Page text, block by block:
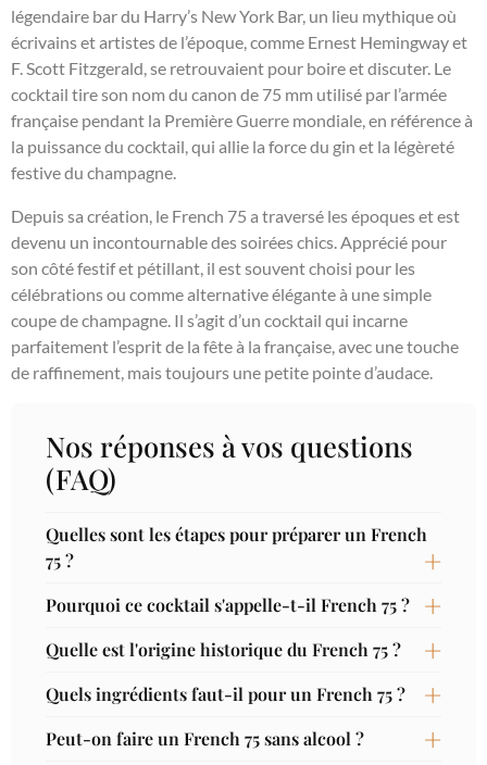
légendaire bar du Harry’s New York Bar, un lieu mythique où
écrivains et artistes de l’époque, comme Ernest Hemingway et
F. Scott Fitzgerald, se retrouvaient pour boire et discuter. Le
cocktail tire son nom du canon de 75 mm utilisé par l’armée
française pendant la Première Guerre mondiale, en référence à
la puissance du cocktail, qui allie la force du gin et la légèreté
festive du champagne.
Depuis sa création, le French 75 a traversé les époques et est
devenu un incontournable des soirées chics. Apprécié pour
son côté festif et pétillant, il est souvent choisi pour les
célébrations ou comme alternative élégante à une simple
coupe de champagne. Il s’agit d’un cocktail qui incarne
parfaitement l’esprit de la fête à la française, avec une touche
de raffinement, mais toujours une petite pointe d’audace.
Nos réponses à vos questions
(FAQ)
Quelles sont les étapes pour préparer un French
75 ?
Pourquoi ce cocktail s'appelle-t-il French 75 ?
Quelle est l'origine historique du French 75 ?
Quels ingrédients faut-il pour un French 75 ?
Peut-on faire un French 75 sans alcool ?